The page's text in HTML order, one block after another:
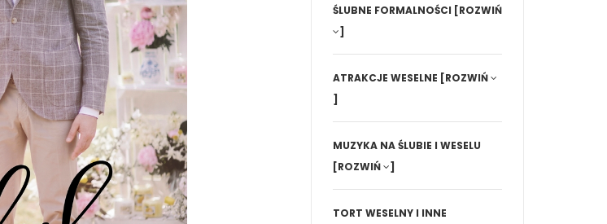
ŚLUBNE FORMALNOŚCI [ROZWIŃ
]
ATRAKCJE WESELNE [ROZWIŃ
]
MUZYKA NA ŚLUBIE I WESELU
[ROZWIŃ
]
TORT WESELNY I INNE